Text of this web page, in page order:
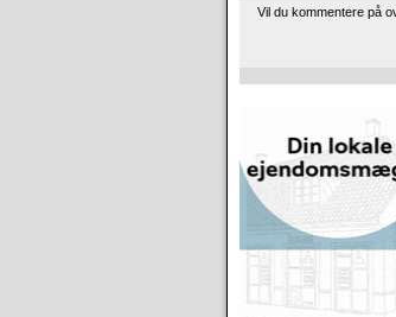
Vil du kommentere på